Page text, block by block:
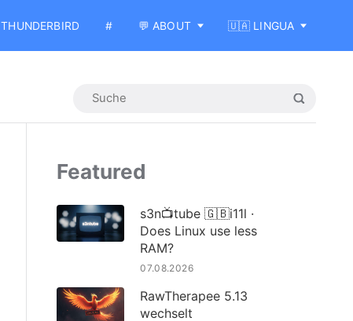
THUNDERBIRD # 💬 ABOUT 🇺🇦 LINGUA
Featured
s3n📺tube 🇬🇧i11l ·
Does Linux use less
RAM?
07.08.2026
RawTherapee 5.13
wechselt